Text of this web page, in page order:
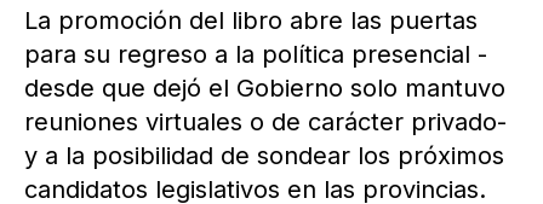
La promoción del libro abre las puertas
para su regreso a la política presencial -
desde que dejó el Gobierno solo mantuvo
reuniones virtuales o de carácter privado-
y a la posibilidad de sondear los próximos
candidatos legislativos en las provincias.